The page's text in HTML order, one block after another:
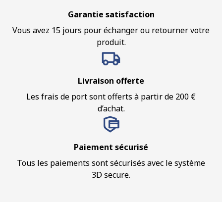
Garantie satisfaction
Vous avez 15 jours pour échanger ou retourner votre
produit.
Livraison offerte
Les frais de port sont offerts à partir de 200 €
d’achat.
Paiement sécurisé
Tous les paiements sont sécurisés avec le système
3D secure.